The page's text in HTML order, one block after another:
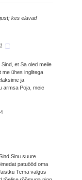
kes elavad
et Sa oled meile
me ühes inglitega
ja
armsa Poja, meie
Sinu suure
patuööd oma
Tema valgus